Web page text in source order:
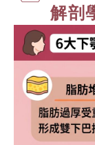
解剖